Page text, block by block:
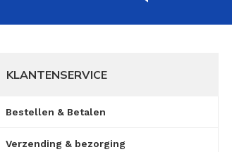
KLANTENSERVICE
Bestellen & Betalen
Verzending & bezorging